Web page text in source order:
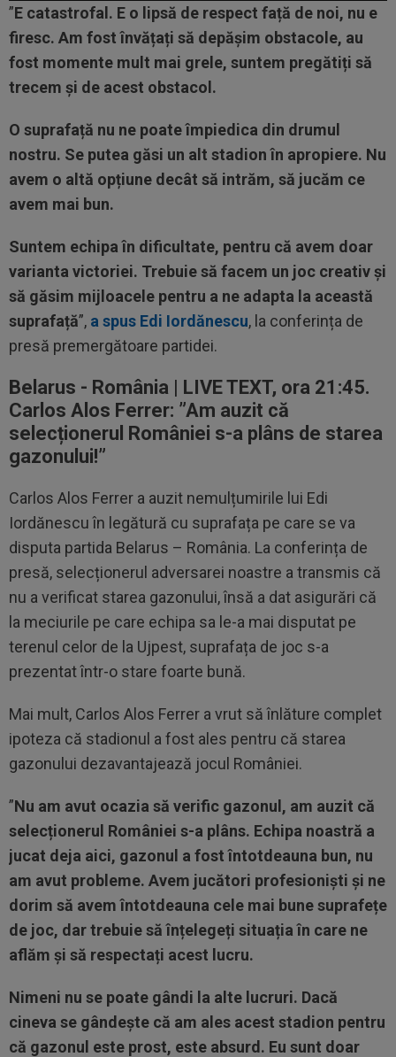
”E catastrofal. E o lipsă de respect față de noi, nu e
firesc. Am fost învățați să depășim obstacole, au
fost momente mult mai grele, suntem pregătiți să
trecem și de acest obstacol.
O suprafață nu ne poate împiedica din drumul
nostru. Se putea găsi un alt stadion în apropiere. Nu
avem o altă opțiune decât să intrăm, să jucăm ce
avem mai bun.
Suntem echipa în dificultate, pentru că avem doar
varianta victoriei. Trebuie să facem un joc creativ și
să găsim mijloacele pentru a ne adapta la această
suprafață”, a spus Edi Iordănescu, la conferința de
presă premergătoare partidei.
Belarus - România | LIVE TEXT, ora 21:45.
Carlos Alos Ferrer: ”Am auzit că
selecționerul României s-a plâns de starea
gazonului!”
Carlos Alos Ferrer a auzit nemulțumirile lui Edi
Iordănescu în legătură cu suprafața pe care se va
disputa partida Belarus – România. La conferința de
presă, selecționerul adversarei noastre a transmis că
nu a verificat starea gazonului, însă a dat asigurări că
la meciurile pe care echipa sa le-a mai disputat pe
terenul celor de la Ujpest, suprafața de joc s-a
prezentat într-o stare foarte bună.
Mai mult, Carlos Alos Ferrer a vrut să înlăture complet
ipoteza că stadionul a fost ales pentru că starea
gazonului dezavantajează jocul României.
”Nu am avut ocazia să verific gazonul, am auzit că
selecționerul României s-a plâns. Echipa noastră a
jucat deja aici, gazonul a fost întotdeauna bun, nu
am avut probleme. Avem jucători profesioniști și ne
dorim să avem întotdeauna cele mai bune suprafețe
de joc, dar trebuie să înțelegeți situația în care ne
aflăm și să respectați acest lucru.
Nimeni nu se poate gândi la alte lucruri. Dacă
cineva se gândește că am ales acest stadion pentru
că gazonul este prost, este absurd. Eu sunt doar